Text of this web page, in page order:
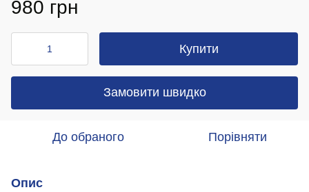
980 грн
Купити
Замовити швидко
До обраного Порівняти
Опис